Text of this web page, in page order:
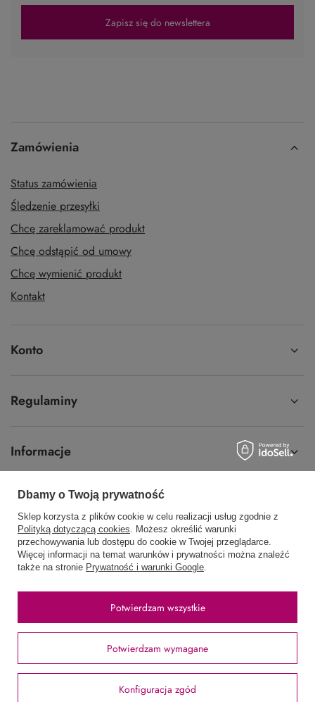
Zapisz się do newslettera
Zamówienia
Status zamówienia
Śledzenie przesyłki
Chcę zareklamować produkt
Chcę odstąpić od umowy
Chcę wymienić produkt
Kontakt
Konto
Regulaminy
Informacje
58 762 91 40 Poniedziałek - Piątek / 8:00 - 15:30
sklep@hurtowniawera.pl Wera,Wodnika 50,80-299Gdańsk
Stawki VAT dla konsumentów z kraju:
Dbamy o Twoją prywatność
Sklep korzysta z plików cookie w celu realizacji usług zgodnie z
Polityką dotyczącą cookies. Możesz określić warunki
przechowywania lub dostępu do cookie w Twojej przeglądarce.
Więcej informacji na temat warunków i prywatności można znaleźć
także na stronie Prywatność i warunki Google.
Potwierdzam wymagane
Konfiguracja zgód
Potwierdzam wszystkie